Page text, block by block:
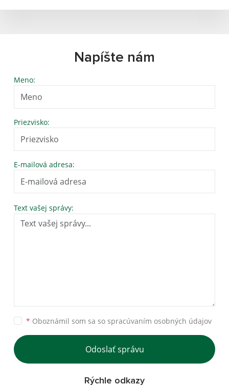
Napíšte nám
Meno:
Priezvisko:
E-mailová adresa:
Text vašej správy:
* Oboznámil som sa so spracúvaním osobných údajov
Odoslať správu
Rýchle odkazy